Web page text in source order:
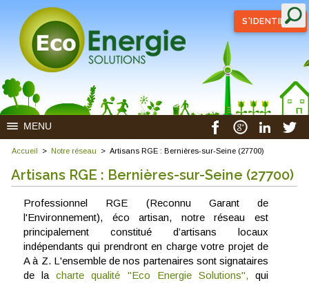
S'IDENTIFIER
MENU
Accueil > Notre réseau > Artisans RGE : Bernières-sur-Seine (27700)
Artisans RGE : Bernières-sur-Seine (27700)
Professionnel RGE (Reconnu Garant de
l'Environnement), éco artisan, notre réseau est
principalement constitué d’artisans locaux
indépendants qui prendront en charge votre projet de
A à Z. L'ensemble de nos partenaires sont signataires
de lacharte qualité "Eco Energie Solutions", qui